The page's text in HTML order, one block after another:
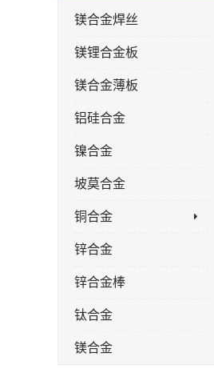
镁合金焊丝
镁锂合金板
镁合金薄板
铝硅合金
镍合金
坡莫合金
铜合金
锌合金
锌合金棒
钛合金
镁合金